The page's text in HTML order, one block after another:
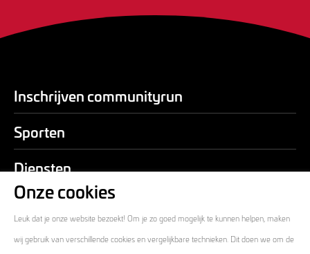
Inschrijven communityrun
Sporten
Diensten
Contact
Onze cookies
Leuk dat je onze website bezoekt! Om je zo goed mogelijk te kunnen helpen, maken
wij gebruik van verschillende cookies en vergelijkbare technieken. Dit doen we om de